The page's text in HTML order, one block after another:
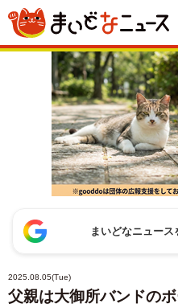
まいどなニュー
2025.08.05(Tue)
父親は大御所バンドの